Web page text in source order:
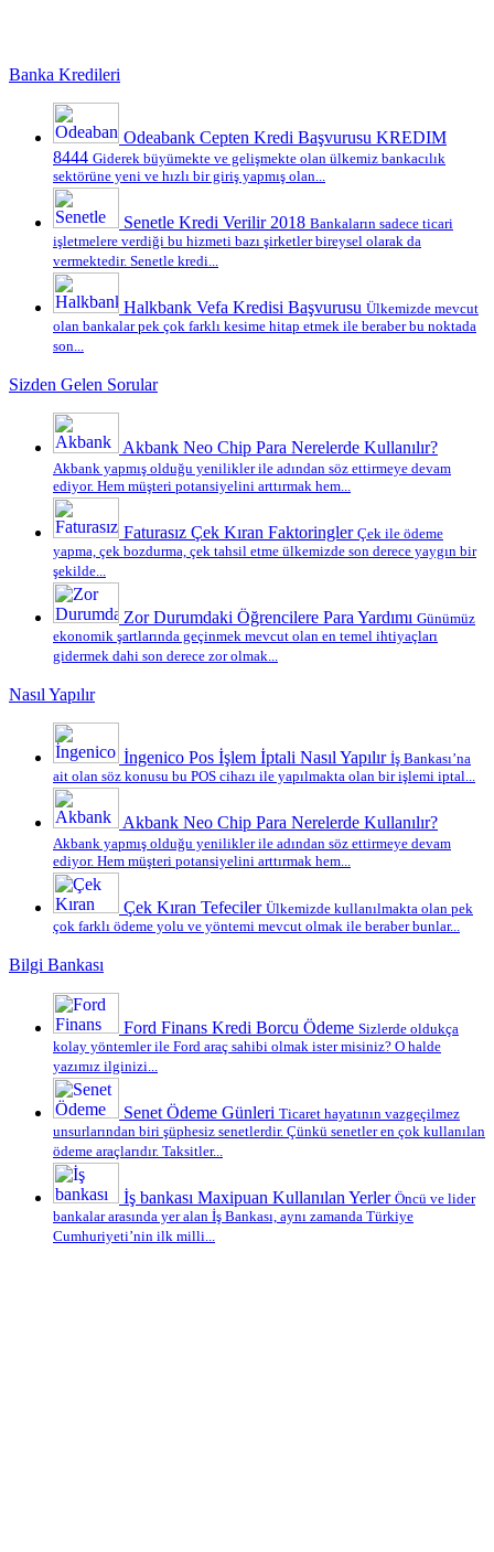
Banka Kredileri
Odeabank Cepten Kredi Başvurusu KREDIM
8444 Giderek büyümekte ve gelişmekte olan ülkemiz bankacılık
sektörüne yeni ve hızlı bir giriş yapmış olan...
Senetle Kredi Verilir 2018 Bankaların sadece ticari
işletmelere verdiği bu hizmeti bazı şirketler bireysel olarak da
vermektedir. Senetle kredi...
Halkbank Vefa Kredisi Başvurusu Ülkemizde mevcut
olan bankalar pek çok farklı kesime hitap etmek ile beraber bu noktada
son...
Sizden Gelen Sorular
Akbank Neo Chip Para Nerelerde Kullanılır?
Akbank yapmış olduğu yenilikler ile adından söz ettirmeye devam
ediyor. Hem müşteri potansiyelini arttırmak hem...
Faturasız Çek Kıran Faktoringler Çek ile ödeme
yapma, çek bozdurma, çek tahsil etme ülkemizde son derece yaygın bir
şekilde...
Zor Durumdaki Öğrencilere Para Yardımı Günümüz
ekonomik şartlarında geçinmek mevcut olan en temel ihtiyaçları
gidermek dahi son derece zor olmak...
Nasıl Yapılır
İngenico Pos İşlem İptali Nasıl Yapılır İş Bankası’na
ait olan söz konusu bu POS cihazı ile yapılmakta olan bir işlemi iptal...
Akbank Neo Chip Para Nerelerde Kullanılır?
Akbank yapmış olduğu yenilikler ile adından söz ettirmeye devam
ediyor. Hem müşteri potansiyelini arttırmak hem...
Çek Kıran Tefeciler Ülkemizde kullanılmakta olan pek
çok farklı ödeme yolu ve yöntemi mevcut olmak ile beraber bunlar...
Bilgi Bankası
Ford Finans Kredi Borcu Ödeme Sizlerde oldukça
kolay yöntemler ile Ford araç sahibi olmak ister misiniz? O halde
yazımız ilginizi...
Senet Ödeme Günleri Ticaret hayatının vazgeçilmez
unsurlarından biri şüphesiz senetlerdir. Çünkü senetler en çok kullanılan
ödeme araçlarıdır. Taksitler...
İş bankası Maxipuan Kullanılan Yerler Öncü ve lider
bankalar arasında yer alan İş Bankası, aynı zamanda Türkiye
Cumhuriyeti’nin ilk milli...